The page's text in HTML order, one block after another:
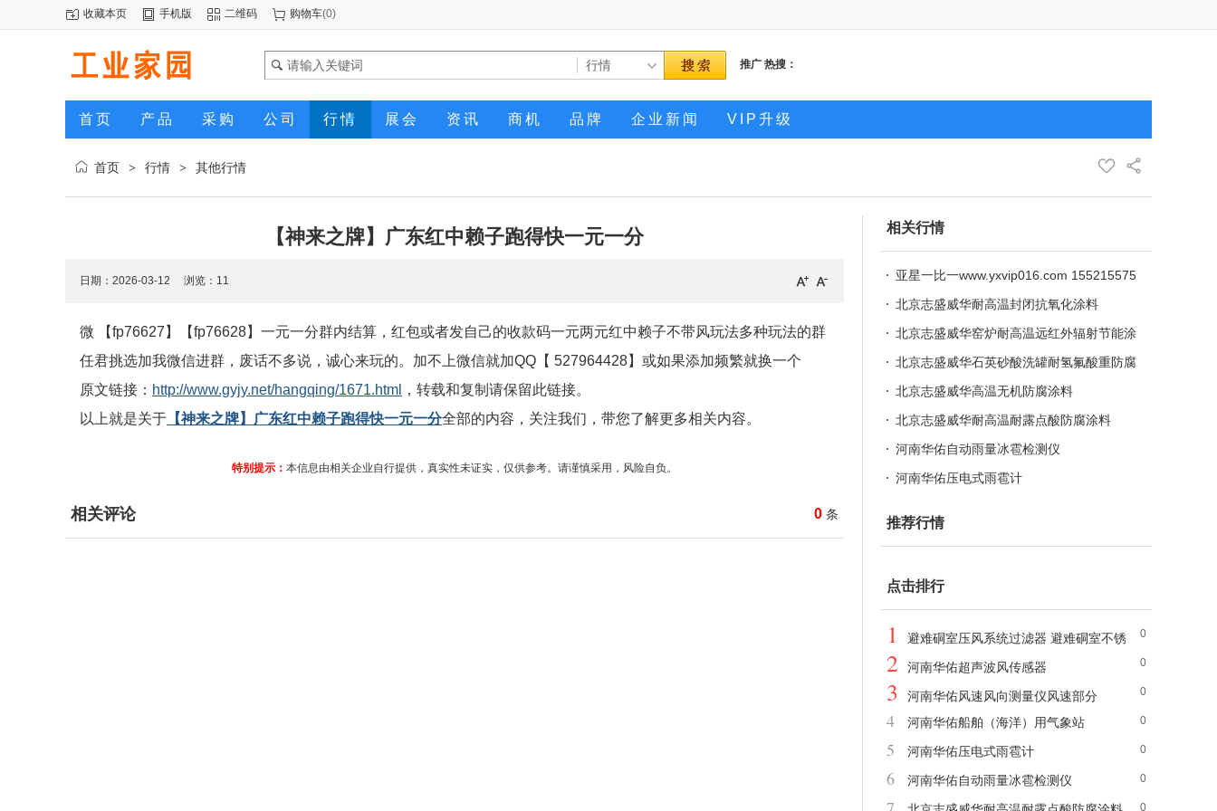
收藏本页 手机版 二维码 购物车(0)
推广 热搜：
首页 产品 采购 公司 行情 展会 资讯 商机 品牌 企业新闻 VIP升级
首页 > 行情 > 其他行情
【神来之牌】广东红中赖子跑得快一元一分
日期：2026-03-12 浏览： 11
微 【fp76627】【fp76628】一元一分群内结算，红包或者发自己的收款码一元两元红中赖子不带风玩法多种玩法的群
任君挑选加我微信进群，废话不多说，诚心来玩的。加不上微信就加QQ【 527964428】或如果添加频繁就换一个
原文链接： http://www.gyjy.net/hangqing/1671.html
，转载和复制请保留此链接。
以上就是关于 【神来之牌】广东红中赖子跑得快一元一分全部的内容，关注我们，带您了解更多相关内容。
特别提示： 本信息由相关企业自行提供，真实性未证实，仅供参考。请谨慎采用，风险自负。
0 条
相关评论
相关行情
亚星一比一www.yxvip016.com 155215575
76
北京志盛威华耐高温封闭抗氧化涂料
北京志盛威华窑炉耐高温远红外辐射节能涂
料
北京志盛威华石英砂酸洗罐耐氢氟酸重防腐
涂料
北京志盛威华高温无机防腐涂料
北京志盛威华耐高温耐露点酸防腐涂料
河南华佑自动雨量冰雹检测仪
河南华佑压电式雨雹计
推荐行情
点击排行
0
1
避难硐室压风系统过滤器 避难硐室不锈
钢过滤器
0
2 河南华佑超声波风传感器
0
3 河南华佑风速风向测量仪风速部分
0
4 河南华佑船舶（海洋）用气象站
0
5 河南华佑压电式雨雹计
0
6 河南华佑自动雨量冰雹检测仪
0